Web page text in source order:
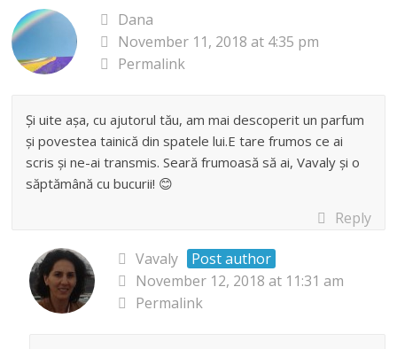
Dana
November 11, 2018 at 4:35 pm
Permalink
Și uite așa, cu ajutorul tău, am mai descoperit un parfum
și povestea tainică din spatele lui.E tare frumos ce ai
scris și ne-ai transmis. Seară frumoasă să ai, Vavaly și o
săptămână cu bucurii! 😊
Reply
Vavaly
Post author
November 12, 2018 at 11:31 am
Permalink